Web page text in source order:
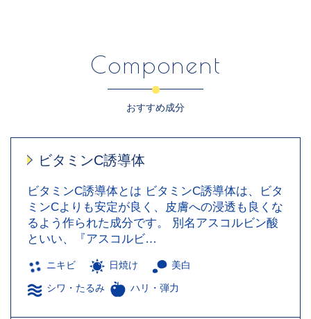
Component
おすすめ成分
ビタミンC誘導体
ビタミンC誘導体とは ビタミンC誘導体は、ビタ
ミンCよりも安定が良く、皮膚への浸透も良くな
るよう作られた成分です。 別名アスコルビン酸
といい、『アスコルビ…
ニキビ 日焼け 美白
シワ・たるみ ハリ・弾力